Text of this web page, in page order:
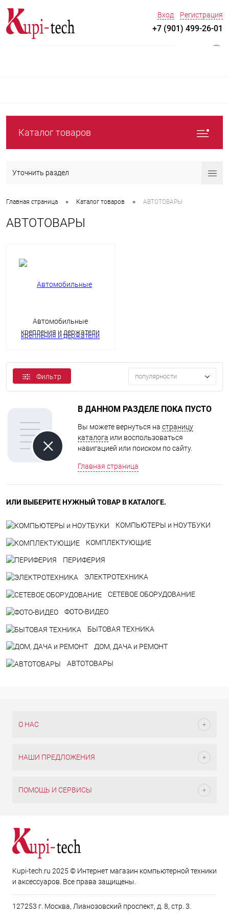
Вход Регистрация
+7 (901) 499-26-01
Каталог товаров
Уточнить раздел
Главная страница • Каталог товаров • АВТОТОВАРЫ
АВТОТОВАРЫ
Автомобильные
крепления и держатели
Фильтр популярности
В ДАННОМ РАЗДЕЛЕ ПОКА ПУСТО
Вы можете вернуться на страницу
каталога или воспользоваться
навигацией или поиском по сайту.
Главная страница
ИЛИ ВЫБЕРИТЕ НУЖНЫЙ ТОВАР В КАТАЛОГЕ.
КОМПЬЮТЕРЫ и НОУТБУКИ
КОМПЛЕКТУЮЩИЕ
ПЕРИФЕРИЯ
ЭЛЕКТРОТЕХНИКА
СЕТЕВОЕ ОБОРУДОВАНИЕ
ФОТО-ВИДЕО
БЫТОВАЯ ТЕХНИКА
ДOM, ДАЧА и РЕМОНТ
АВТОТОВАРЫ
О НАС
НАШИ ПРЕДЛОЖЕНИЯ
ПОМОЩЬ И СЕРВИСЫ
Kupi-tech.ru 2025 © Интернет магазин компьютерной техники
и аксессуаров. Все права защищены.
127253 г. Москва, Лианозовский проспект, д. 8, стр. 3.